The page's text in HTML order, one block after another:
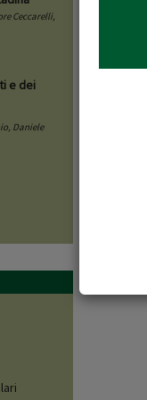
non
se
Ceccarelli,
e dei
, Daniele